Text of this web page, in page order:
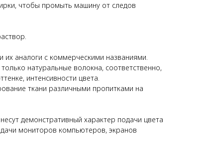
чтобы промыть машину от следов
их аналоги с коммерческими названиями.
натуральные волокна, соответственно,
интенсивности цвета.
ткани различными пропитками на
демонстративный характер подачи цвета
мониторов компьютеров, экранов